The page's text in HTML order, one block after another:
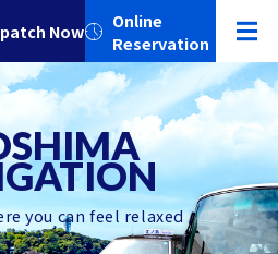
Now
Online
Reservation
you can feel relaxed